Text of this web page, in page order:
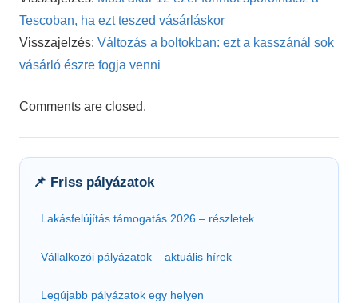
Tescoban, ha ezt teszed vásárláskor
Visszajelzés: Változás a boltokban: ezt a kasszánál sok
vásárló észre fogja venni
Comments are closed.
📌 Friss pályázatok
Lakásfelújítás támogatás 2026 – részletek
Vállalkozói pályázatok – aktuális hírek
Legújabb pályázatok egy helyen